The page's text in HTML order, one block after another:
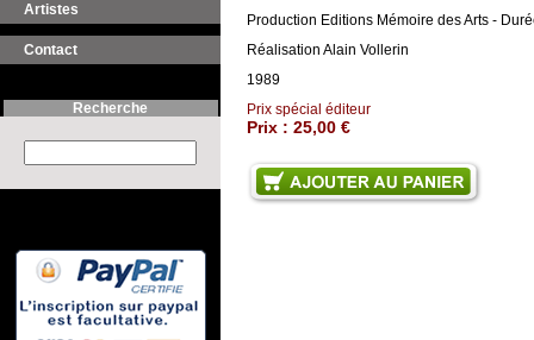
Artistes
Contact
Recherche
Production Editions Mémoire des Arts -
Réalisation Alain Vollerin
1989
Prix spécial éditeur
Prix : 25,00 €